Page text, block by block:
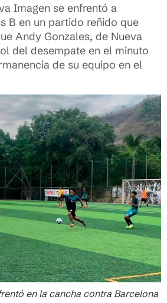
Imagen se enfrentó a
B en un partido reñido que
Andy Gonzales, de Nueva
del desempate en el minuto
de su equipo en el
en la cancha contra Barcelona